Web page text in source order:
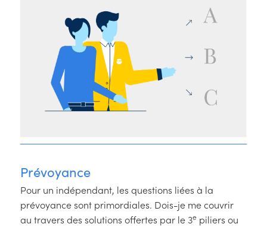
Prévoyance
Pour un indépendant, les questions liées à la
prévoyance sont primordiales. Dois-je me couvrir
au travers des solutions offertes par le 3epiliers ou